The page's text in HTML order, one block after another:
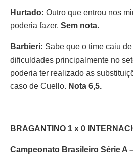
Hurtado: Outro que entrou nos
poderia fazer. Sem nota.
Barbieri: Sabe que o time caiu
dificuldades principalmente no
poderia ter realizado as
caso de Cuello. Nota 6,5.
BRAGANTINO 1 x 0
Campeonato Brasileiro Série A